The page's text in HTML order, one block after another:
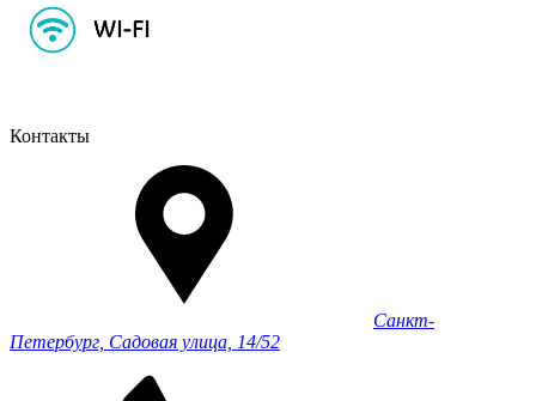
Контакты
Санкт-
Петербург, Садовая улица, 14/52